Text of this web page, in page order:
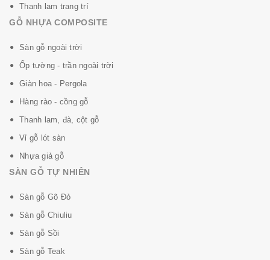
Thanh lam trang trí
GỖ NHỰA COMPOSITE
Sàn gỗ ngoài trời
Ốp tường - trần ngoài trời
Giàn hoa - Pergola
Hàng rào - cồng gỗ
Thanh lam, đà, cột gỗ
Vỉ gỗ lót sàn
Nhựa giả gỗ
SÀN GỖ TỰ NHIÊN
Sàn gỗ Gõ Đỏ
Sàn gỗ Chiuliu
Sàn gỗ Sồi
Sàn gỗ Teak